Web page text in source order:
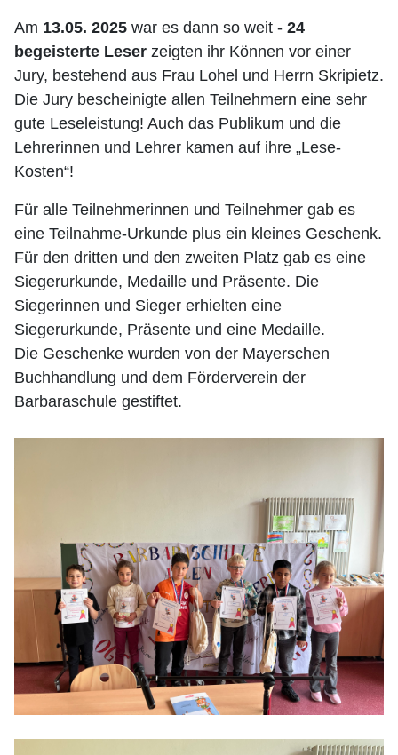
Am 13.05. 2025 war es dann so weit - 24
begeisterte Leser zeigten ihr Können vor einer
Jury, bestehend aus Frau Lohel und Herrn Skripietz.
Die Jury bescheinigte allen Teilnehmern eine sehr
gute Leseleistung! Auch das Publikum und die
Lehrerinnen und Lehrer kamen auf ihre „Lese-
Kosten“!
Für alle Teilnehmerinnen und Teilnehmer gab es
eine Teilnahme-Urkunde plus ein kleines Geschenk.
Für den dritten und den zweiten Platz gab es eine
Siegerurkunde, Medaille und Präsente. Die
Siegerinnen und Sieger erhielten eine
Siegerurkunde, Präsente und eine Medaille.
Die Geschenke wurden von der Mayerschen
Buchhandlung und dem Förderverein der
Barbaraschule gestiftet.